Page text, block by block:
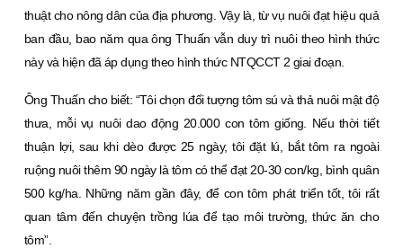
thuật cho nông dân của địa phương. Vậy là, từ vụ nuôi đạt hiệu quả
ban đầu, bao năm qua ông Thuấn vẫn duy trì nuôi theo hình thức
này và hiện đã áp dụng theo hình thức NTQCCT 2 giai đoạn.
Ông Thuấn cho biết: “Tôi chọn đối tượng tôm sú và thả nuôi mật độ
thưa, mỗi vụ nuôi dao động 20.000 con tôm giống. Nếu thời tiết
thuận lợi, sau khi dèo được 25 ngày, tôi đặt lú, bắt tôm ra ngoài
ruộng nuôi thêm 90 ngày là tôm có thể đạt 20-30 con/kg, bình quân
500 kg/ha. Những năm gần đây, để con tôm phát triển tốt, tôi rất
quan tâm đến chuyện trồng lúa để tạo môi trường, thức ăn cho
tôm”.